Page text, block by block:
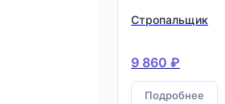
Стропальщик
9 860 ₽
Подробнее